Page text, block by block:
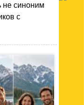
синоним
с